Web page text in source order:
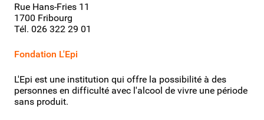
Rue Hans-Fries 11
1700 Fribourg
Tél. 026 322 29 01
Fondation L'Epi
L'Epi est une institution qui offre la possibilité à des
personnes en difficulté avec l'alcool de vivre une période
sans produit.